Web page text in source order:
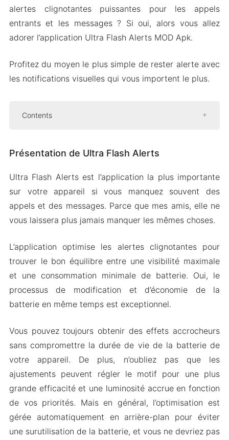
alertes clignotantes puissantes pour les appels
entrants et les messages ? Si oui, alors vous allez
adorer l’application Ultra Flash Alerts MOD Apk.
Profitez du moyen le plus simple de rester alerte avec
les notifications visuelles qui vous importent le plus.
Contents
Alertes clignotantes de la lampe de poche
Lampe de poche à la demande
Alertes clignotantes entièrement
personnalisables
Caractéristiques du Mod
Téléchargez Ultra Flash Alerts Apk & MOD pour
Android 2024
Présentation de Ultra Flash Alerts
Ultra Flash Alerts est l’application la plus importante
sur votre appareil si vous manquez souvent des
appels et des messages. Parce que mes amis, elle ne
vous laissera plus jamais manquer les mêmes choses.
L’application optimise les alertes clignotantes pour
trouver le bon équilibre entre une visibilité maximale
et une consommation minimale de batterie. Oui, le
processus de modification et d’économie de la
batterie en même temps est exceptionnel.
Vous pouvez toujours obtenir des effets accrocheurs
sans compromettre la durée de vie de la batterie de
votre appareil. De plus, n’oubliez pas que les
ajustements peuvent régler le motif pour une plus
grande efficacité et une luminosité accrue en fonction
de vos priorités. Mais en général, l’optimisation est
gérée automatiquement en arrière-plan pour éviter
une surutilisation de la batterie, et vous ne devriez pas